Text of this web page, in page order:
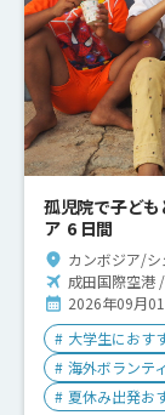
孤児院で子ど
ア 6 日間
カンボジア/
成田国際空港
2026年09月
# 大学生におす
# 海外ボランテ
# 夏休み出発お